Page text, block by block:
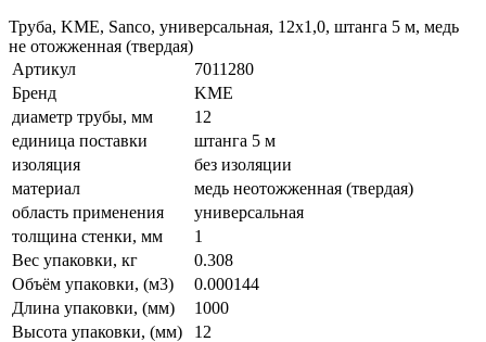
Труба, KME, Sanco, универсальная, 12x1,0, штанга 5 м, медь
не отожженная (твердая)
Артикул
7011280
Бренд
KME
диаметр трубы, мм
12
единица поставки
штанга 5 м
изоляция
без изоляции
материал
медь неотожженная (твердая)
область применения
универсальная
толщина стенки, мм
1
Вес упаковки, кг
0.308
Объём упаковки, (м3)
0.000144
Длина упаковки, (мм)
1000
Высота упаковки, (мм)
12